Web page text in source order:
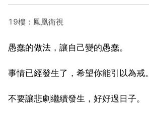
19樓：鳳凰衛視
愚蠢的做法，讓自己變的愚蠢。
事情已經發生了，希望你能引以為戒。
不要讓悲劇繼續發生，好好過日子。